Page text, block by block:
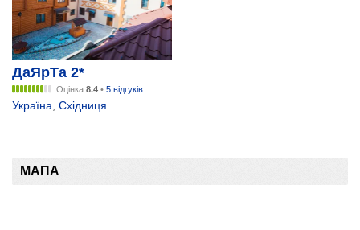
ДаЯрТа 2*
Оцінка 8.4 • 5 відгуків
Україна Східниця
МАПА